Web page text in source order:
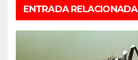
ENTRADA RELACIONADA